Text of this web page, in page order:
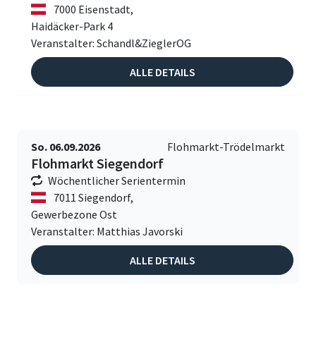
7000 Eisenstadt,
Haidäcker-Park 4
Veranstalter: Schandl&ZieglerOG
ALLE DETAILS
So. 06.09.2026 Flohmarkt-Trödelmarkt
Flohmarkt Siegendorf
Wöchentlicher Serientermin
7011 Siegendorf,
Gewerbezone Ost
Veranstalter: Matthias Javorski
ALLE DETAILS